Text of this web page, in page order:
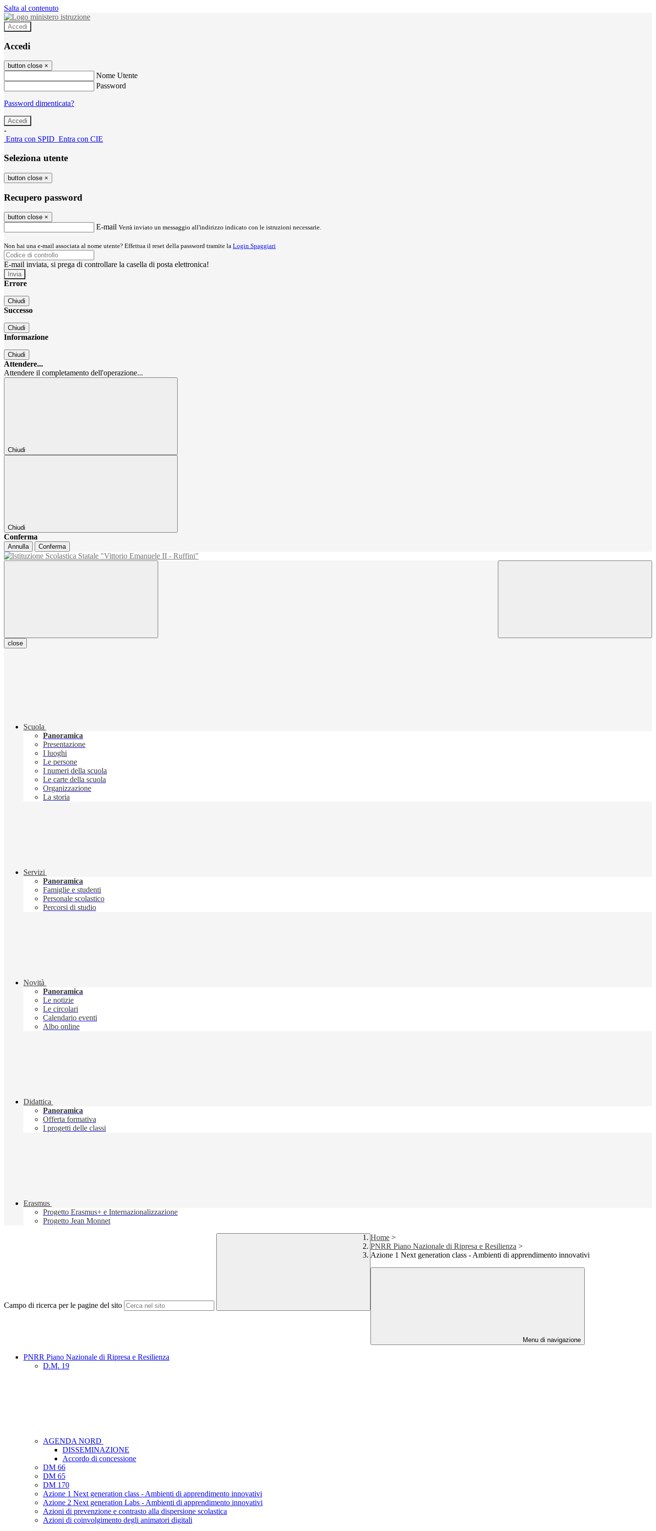
Salta al contenuto
Accedi
Accedi
button close ×
Nome Utente
Password
Password dimenticata?
-
Entra con SPID Entra con CIE
Seleziona utente
button close ×
Recupero password
button close ×
E-mail Verrà inviato un messaggio all'indirizzo indicato con le istruzioni necessarie.
Non hai una e-mail associata al nome utente? Effettua il reset della password tramite la Login Spaggiari
E-mail inviata, si prega di controllare la casella di posta elettronica!
Errore
Chiudi
Successo
Chiudi
Informazione
Chiudi
Attendere...
Attendere il completamento dell'operazione...
Chiudi
Chiudi
Conferma
Annulla Conferma
close
Scuola
Panoramica
Presentazione
I luoghi
Le persone
I numeri della scuola
Le carte della scuola
Organizzazione
La storia
Servizi
Panoramica
Famiglie e studenti
Personale scolastico
Percorsi di studio
Novità
Panoramica
Le notizie
Le circolari
Calendario eventi
Albo online
Didattica
Panoramica
Offerta formativa
I progetti delle classi
Erasmus
Progetto Erasmus+ e Internazionalizzazione
Progetto Jean Monnet
Campo di ricerca per le pagine del sito
Home >
PNRR Piano Nazionale di Ripresa e Resilienza >
Azione 1 Next generation class - Ambienti di apprendimento innovativi
Menu di navigazione
PNRR Piano Nazionale di Ripresa e Resilienza
D.M. 19
AGENDA NORD
DISSEMINAZIONE
Accordo di concessione
DM 66
DM 65
DM 170
Azione 1 Next generation class - Ambienti di apprendimento innovativi
Azione 2 Next generation Labs - Ambienti di apprendimento innovativi
Azioni di prevenzione e contrasto alla dispersione scolastica
Azioni di coinvolgimento degli animatori digitali